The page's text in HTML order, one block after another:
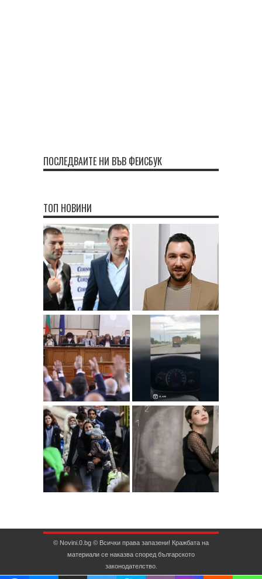
ПОСЛЕДВАЙТЕ НИ ВЪВ ФЕЙСБУК
ТОП НОВИНИ
© Novini.0.bg © Всички права запазени! Кражбата на
материали се наказва според българското
законодателство.